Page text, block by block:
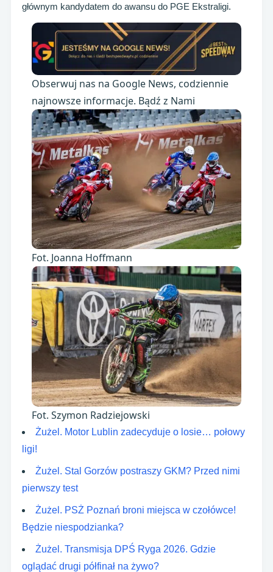
głównym kandydatem do awansu do PGE Ekstraligi.
Obserwuj nas na Google News, codziennie
najnowsze informacje. Bądź z Nami
Fot. Joanna Hoffmann
Fot. Szymon Radziejowski
Żużel. Motor Lublin zadecyduje o losie… połowy
ligi!
Żużel. Stal Gorzów postraszy GKM? Przed nimi
pierwszy test
Żużel. PSŻ Poznań broni miejsca w czołówce!
Będzie niespodzianka?
Żużel. Transmisja DPŚ Ryga 2026. Gdzie
oglądać drugi półfinał na żywo?